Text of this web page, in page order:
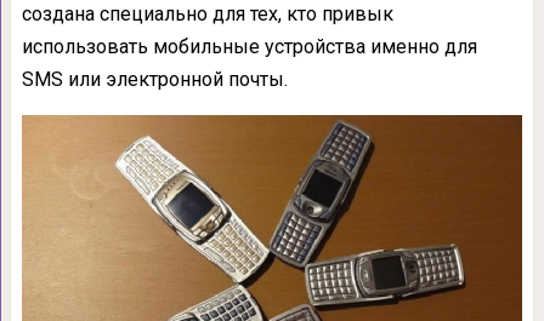
создана специально для тех, кто привык
использовать мобильные устройства именно для
SMS или электронной почты.